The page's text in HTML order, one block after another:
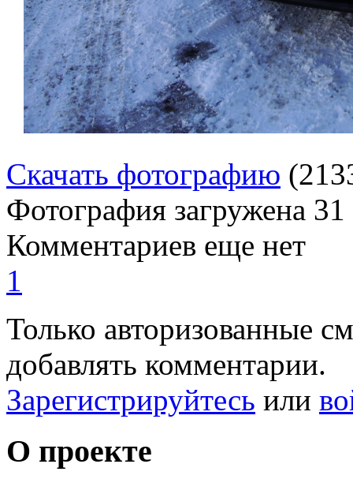
Скачать фотографию
Фотография загружена
Комментариев еще нет
1
Только авторизованные
добавлять комментарии.
Зарегистрируйтесь или
О проекте